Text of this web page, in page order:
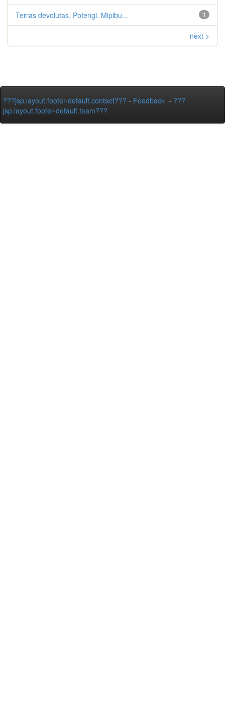
1
Terras devolutas. Potengi. Mipibu...
next >
???jsp.layout.footer-default.contact??? - Feedback - ???
jsp.layout.footer-default.team???